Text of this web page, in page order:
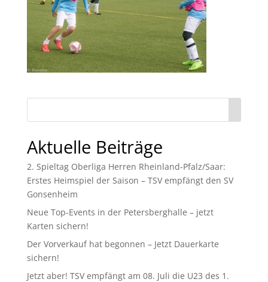
Aktuelle Beiträge
2. Spieltag Oberliga Herren Rheinland-Pfalz/Saar:
Erstes Heimspiel der Saison – TSV empfängt den SV
Gonsenheim
Neue Top-Events in der Petersberghalle – jetzt
Karten sichern!
Der Vorverkauf hat begonnen – Jetzt Dauerkarte
sichern!
Jetzt aber! TSV empfängt am 08. Juli die U23 des 1.